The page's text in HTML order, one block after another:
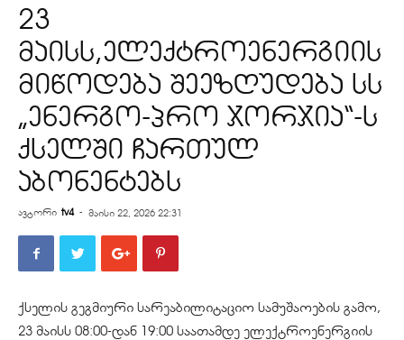
23
მაისს,ელექტროენერგიის
მიწოდება შეეზღუდება სს
„ენერგო-პრო ჯორჯია“-ს
ქსელში ჩართულ
აბონენტებს
ავტორი tv4 - მაისი 22, 2026 22:31
ქსელის გეგმიური სარეაბილიტაციო სამუშაოების გამო,
23 მაისს 08:00-დან 19:00 საათამდე ელექტროენერგიის